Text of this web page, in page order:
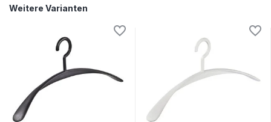
Weitere Varianten